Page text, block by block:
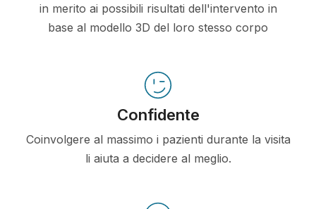
in merito ai possibili risultati dell'intervento in
base al modello 3D del loro stesso corpo
Confidente
Coinvolgere al massimo i pazienti durante la visita
li aiuta a decidere al meglio.